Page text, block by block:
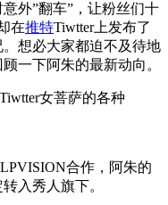
外”翻车”，让粉丝们十
在推特Tiwtter上发布了
想必大家都迫不及待地
一下阿朱的最新动向。
合作，阿朱的
入秀人旗下。